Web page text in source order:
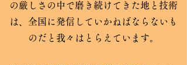
の厳しさの中で磨き続けてきた地と技術
は、全国に発信していかねばならないも
のだと我々はとらえています。